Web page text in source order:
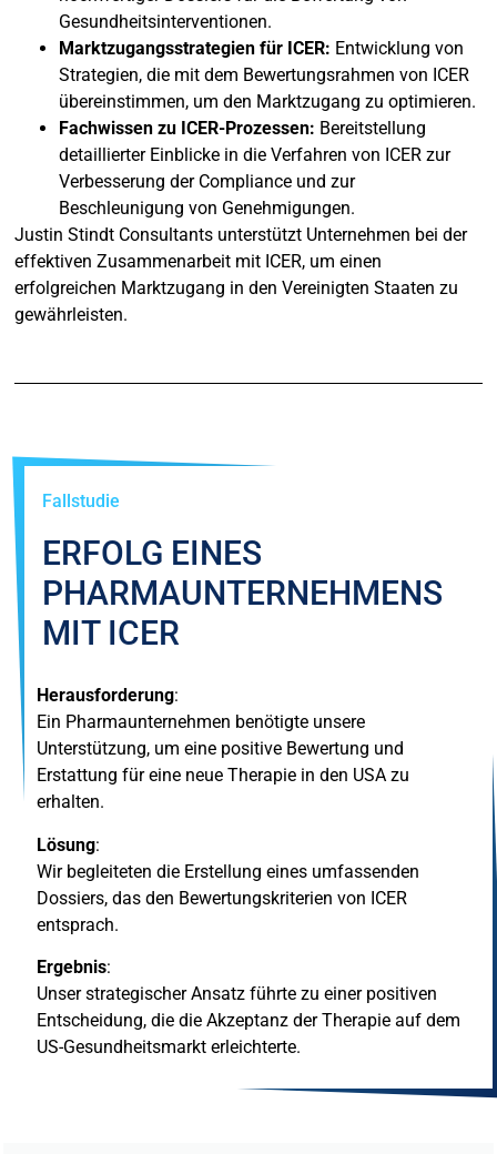
Gesundheitsinterventionen.
Marktzugangsstrategien für ICER: Entwicklung von
Strategien, die mit dem Bewertungsrahmen von ICER
übereinstimmen, um den Marktzugang zu optimieren.
Fachwissen zu ICER-Prozessen: Bereitstellung
detaillierter Einblicke in die Verfahren von ICER zur
Verbesserung der Compliance und zur
Beschleunigung von Genehmigungen.
Justin Stindt Consultants unterstützt Unternehmen bei der
effektiven Zusammenarbeit mit ICER, um einen
erfolgreichen Marktzugang in den Vereinigten Staaten zu
gewährleisten.
Fallstudie
ERFOLG EINES
PHARMAUNTERNEHMENS
MIT ICER
Herausforderung:
Ein Pharmaunternehmen benötigte unsere
Unterstützung, um eine positive Bewertung und
Erstattung für eine neue Therapie in den USA zu
erhalten.
Lösung:
Wir begleiteten die Erstellung eines umfassenden
Dossiers, das den Bewertungskriterien von ICER
entsprach.
Ergebnis:
Unser strategischer Ansatz führte zu einer positiven
Entscheidung, die die Akzeptanz der Therapie auf dem
US-Gesundheitsmarkt erleichterte.